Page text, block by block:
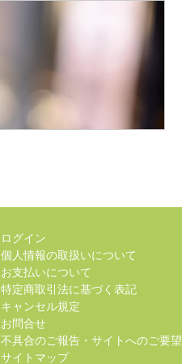
ログイン
個人情報の取扱いについて
お支払いについて
特定商取引法に基づく表記
キャンセル規定
お問合せ
不具合のご報告・サイトへのご要望
サイトマップ